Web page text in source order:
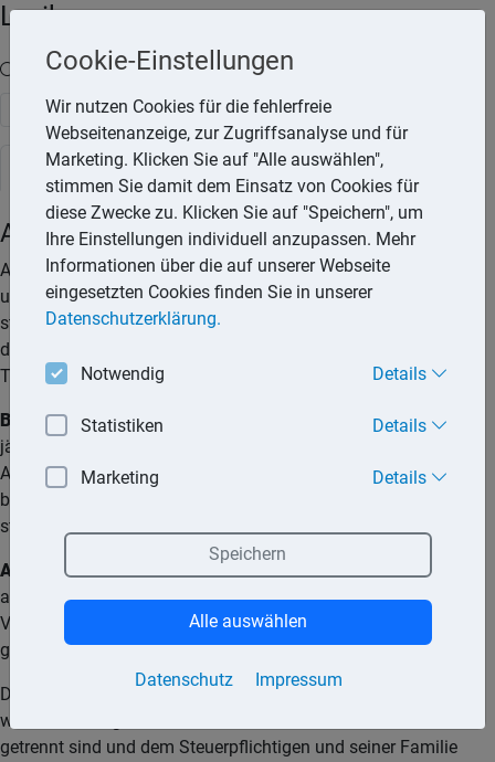
Lexika
Volltext-Suche in den Lexika
Suchen
Steuerlexikon
Arbeitszimmer
Aufwendungen für das häusliche Arbeitszimmer können
unbegrenzt als Betriebsausgaben oder Werbungskosten
steuerlich berücksichtigt werden, wenn das Arbeitszimmer
den Mittelpunkt der gesamten betrieblichen oder beruflichen
Tätigkeit bildet.
Bis Ende 2022 galt:Bis zu einem Betrag von 1.250,– €
jährlich werden Aufwendungen für ein häusliches
Arbeitszimmer anerkannt, wenn für die betriebliche oder
berufliche Tätigkeit kein anderer Arbeitsplatz zur Verfügung
steht.
Ab 2023kann eine Jahrespauschale in Höhe von 1.260,– €
angesetzt werden, wenn kein anderer Arbeitsplatz zur
Verfügung steht. Die Pauschale wird anteilig für jeden Monat
gewährt, in dem die Voraussetzungen erfüllt werden.
Das häusliche Arbeitszimmer wird steuerlich nur anerkannt,
wenn Wohnung und Arbeitszimmer räumlich voneinander
getrennt sind und dem Steuerpflichtigen und seiner Familie
Cookie-Einstellungen
Wir nutzen Cookies für die fehlerfreie
Webseitenanzeige, zur Zugriffsanalyse und für
Marketing. Klicken Sie auf "Alle auswählen",
stimmen Sie damit dem Einsatz von Cookies für
diese Zwecke zu. Klicken Sie auf "Speichern", um
Ihre Einstellungen individuell anzupassen. Mehr
Informationen über die auf unserer Webseite
eingesetzten Cookies finden Sie in unserer
Datenschutzerklärung.
Notwendig Details
Statistiken Details
Marketing Details
Datenschutz Impressum
Speichern
Alle auswählen